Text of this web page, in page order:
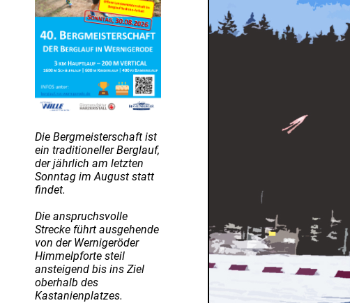
Die Bergmeisterschaft ist
ein traditioneller Berglauf,
der jährlich am letzten
Sonntag im August statt
findet.
Die anspruchsvolle
Strecke führt ausgehende
von der Wernigeröder
Himmelpforte steil
ansteigend bis ins Ziel
oberhalb des
Kastanienplatzes.